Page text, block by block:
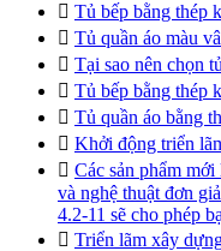
 Tủ bếp bằng thép
 Tủ quần áo màu
 Tại sao nên chọn
 Tủ bếp bằng thép
 Tủ quần áo bằng
 Khởi động triển
 Các sản phẩm
và nghệ thuật đơn
4.2-11 sẽ cho phép
 Triển lãm xây